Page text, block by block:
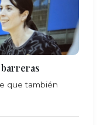
barreras
que también